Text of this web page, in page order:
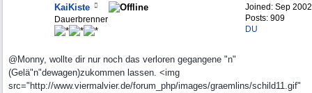
Joined: Sep 2002
Posts: 909
DU
KaiKiste
Dauerbrenner
@Monny, wollte dir nur noch das verloren gegangene "n"
(Gelä"n"dewagen)zukommen lassen. <img
src="http://www.viermalvier.de/forum_php/images/graemlins/schild11.gif"